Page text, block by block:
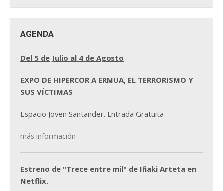
AGENDA
Del 5 de Julio al 4 de Agosto
EXPO DE HIPERCOR A ERMUA, EL TERRORISMO Y
SUS VÍCTIMAS
Espacio Joven Santander. Entrada Gratuita
más información
Estreno de "Trece entre mil" de Iñaki Arteta en
Netflix.